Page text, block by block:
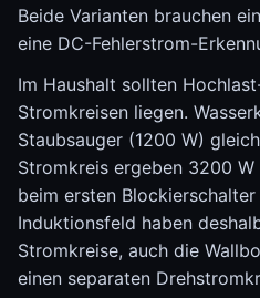
Beide Varianten brauchen
eine DC-Fehlerstrom-
Im Haushalt sollten
Stromkreisen liegen.
Staubsauger (1200 W)
Stromkreis ergeben 3200
beim ersten
Induktionsfeld haben
Stromkreise, auch die
einen separaten